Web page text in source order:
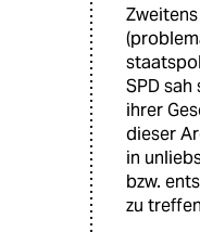
SPD
ihrer
dieser
in
bzw.
zu